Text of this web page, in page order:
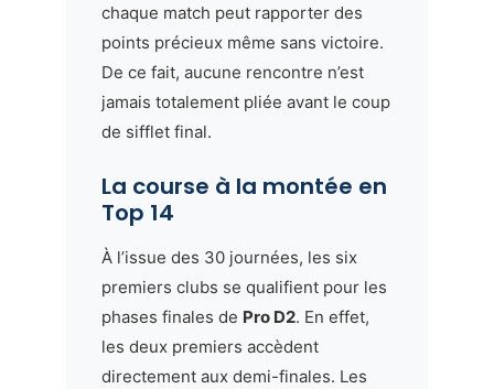
chaque match peut rapporter des
points précieux même sans victoire.
De ce fait, aucune rencontre n’est
jamais totalement pliée avant le coup
de sifflet final.
La course à la montée en
Top 14
À l’issue des 30 journées, les six
premiers clubs se qualifient pour les
phases finales de Pro D2. En effet,
les deux premiers accèdent
directement aux demi-finales. Les